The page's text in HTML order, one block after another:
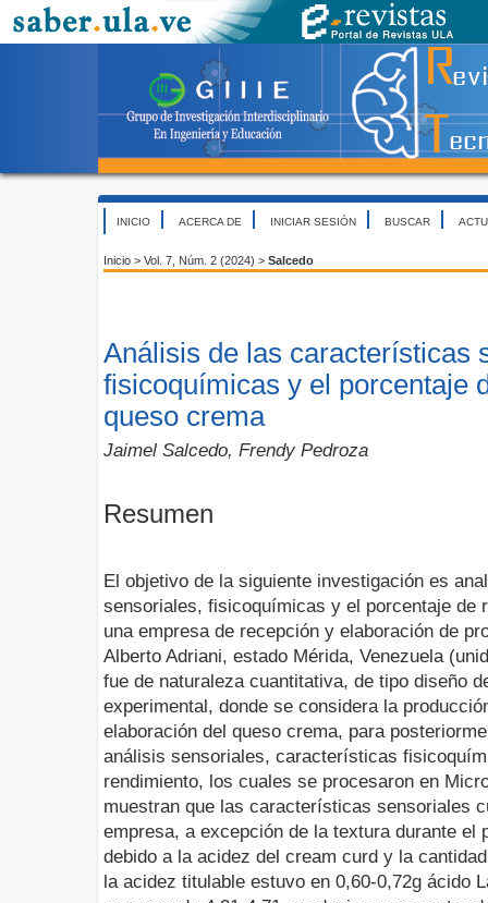
INICIO ACERCA DE INICIAR SESIÓN BUSCAR
Inicio > Vol. 7, Núm. 2 (2024) > Salcedo
Análisis de las características
fisicoquímicas y el porcentaje
queso crema
Jaimel Salcedo, Frendy Pedroza
Resumen
El objetivo de la siguiente investigación es
sensoriales, fisicoquímicas y el porcentaje de
una empresa de recepción y elaboración de
Alberto Adriani, estado Mérida, Venezuela
fue de naturaleza cuantitativa, de tipo diseño
experimental, donde se considera la
elaboración del queso crema, para
análisis sensoriales, características
rendimiento, los cuales se procesaron en
muestran que las características sensoriales
empresa, a excepción de la textura durante el
debido a la acidez del cream curd y la
la acidez titulable estuvo en 0,60-0,72g ácido